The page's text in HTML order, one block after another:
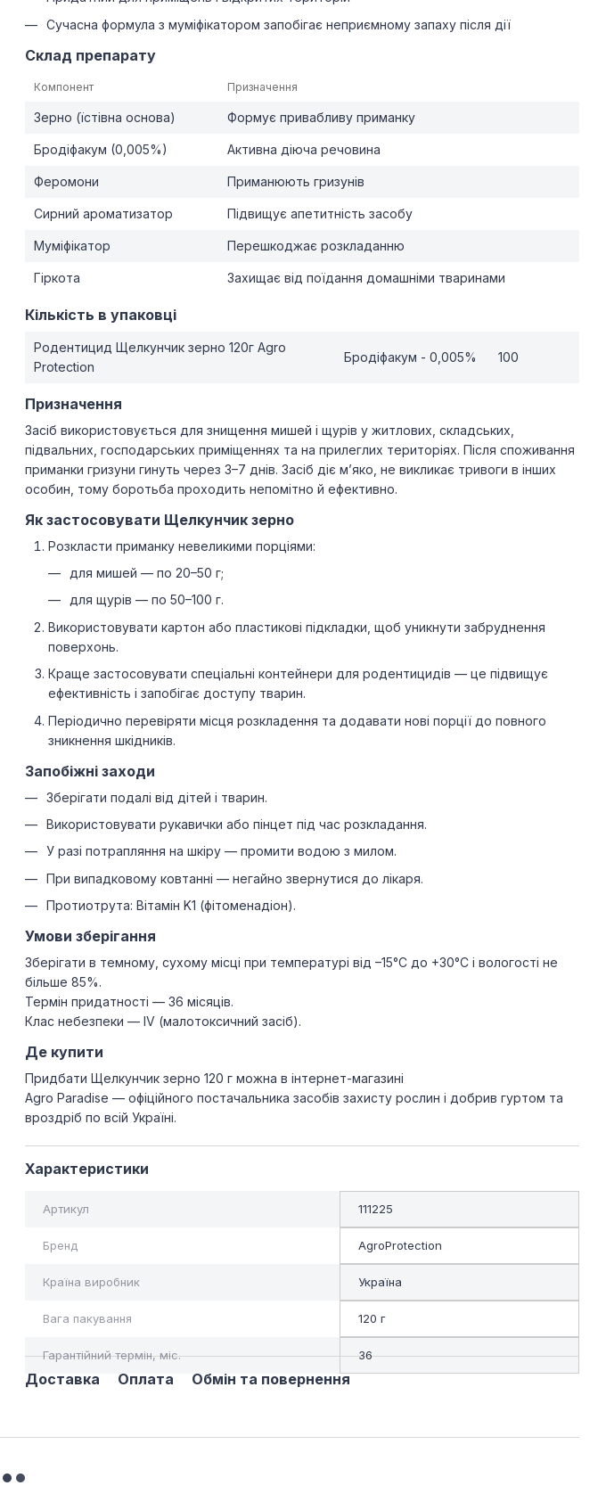
Сучасна формула з муміфікатором запобігає неприємному запаху після дії
Склад препарату
Компонент Призначення
Зерно (їстівна основа) Формує привабливу приманку
Бродіфакум (0,005%) Активна діюча речовина
Феромони Приманюють гризунів
Сирний ароматизатор Підвищує апетитність засобу
Муміфікатор Перешкоджає розкладанню
Гіркота Захищає від поїдання домашніми тваринами
Кількість в упаковці
Родентицид Щелкунчик зерно 120г Agro
Protection
Бродіфакум - 0,005% 100
Призначення
Засіб використовується для знищення мишей і щурів у житлових, складських,
підвальних, господарських приміщеннях та на прилеглих територіях. Після споживання
приманки гризуни гинуть через 3–7 днів. Засіб діє м’яко, не викликає тривоги в інших
особин, тому боротьба проходить непомітно й ефективно.
Як застосовувати Щелкунчик зерно
Розкласти приманку невеликими порціями:
для мишей — по 20–50 г;
для щурів — по 50–100 г.
Використовувати картон або пластикові підкладки, щоб уникнути забруднення
поверхонь.
Краще застосовувати спеціальні контейнери для родентицидів — це підвищує
ефективність і запобігає доступу тварин.
Періодично перевіряти місця розкладення та додавати нові порції до повного
зникнення шкідників.
Запобіжні заходи
Зберігати подалі від дітей і тварин.
Використовувати рукавички або пінцет під час розкладання.
У разі потрапляння на шкіру — промити водою з милом.
При випадковому ковтанні — негайно звернутися до лікаря.
Протиотрута: Вітамін K1 (фітоменадіон).
Умови зберігання
Зберігати в темному, сухому місці при температурі від –15°C до +30°C і вологості не
більше 85%.
Термін придатності — 36 місяців.
Клас небезпеки — IV (малотоксичний засіб).
Де купити
Придбати Щелкунчик зерно 120 г можна в інтернет-магазині
Agro Paradise — офіційного постачальника засобів захисту рослин і добрив гуртом та
вроздріб по всій Україні.
Характеристики
Артикул 111225
Бренд AgroProtection
Країна виробник Україна
Вага пакування 120 г
Гарантійний термін, міс. 36
Доставка Оплата Обмін та повернення